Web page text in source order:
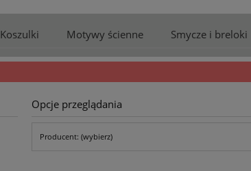
Koszulki Motywy ścienne Smycze i breloki
Opcje przeglądania
Producent: (wybierz)